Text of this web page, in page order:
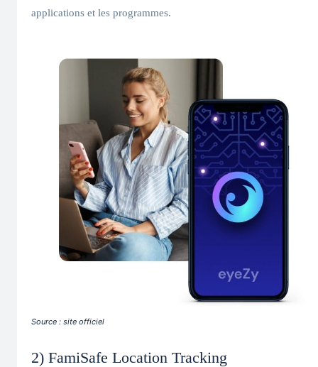
applications et les programmes.
Source : site officiel
2) FamiSafe Location Tracking